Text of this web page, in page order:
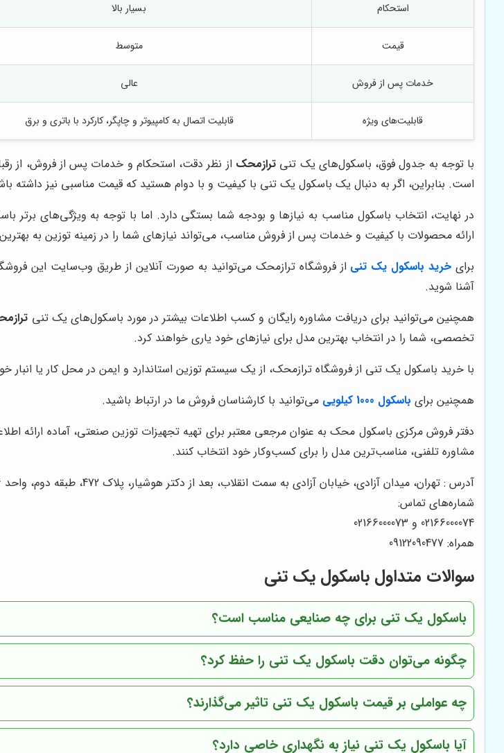
استحکام بسیار بالا
قیمت متوسط
خدمات پس از فروش عالی
قابلیت‌های ویژه قابلیت اتصال به کامپیوتر و چاپگر، کارکرد با باتری و برق
با توجه به جدول فوق، باسکول‌های یک تنیترازمحک از نظر دقت، استحکام و خدمات پس از فروش، از
است. بنابراین، اگر به دنبال یک باسکول یک تنی با کیفیت و با دوام هستید که قیمت مناسبی نیز داشته
در نهایت، انتخاب باسکول مناسب به نیازها و بودجه شما بستگی دارد. اما با توجه به ویژگی‌های برتر
ارائه محصولات با کیفیت و خدمات پس از فروش مناسب، می‌تواند نیازهای شما را در زمینه توزین به
برای خرید باسکول یک تنی از فروشگاه ترازمحک می‌توانید به صورت آنلاین از طریق وب‌سایت این
آشنا شوید.
همچنین می‌توانید برای دریافت مشاوره رایگان و کسب اطلاعات بیشتر در مورد باسکول‌های یک تنی
تخصصی، شما را در انتخاب بهترین مدل برای نیازهای خود یاری خواهند کرد.
با خرید باسکول یک تنی از فروشگاه ترازمحک، از یک سیستم توزین استاندارد و ایمن در محل کار یا
همچنین برای باسکول 1000 کیلویی
می‌توانید با کارشناسان فروش ما در ارتباط باشید.
دفتر فروش مرکزی باسکول محک به عنوان مرجعی معتبر برای تهیه تجهیزات توزین صنعتی، آماده ارائه
مشاوره تلفنی، مناسب‌ترین مدل را برای کسب‌وکار خود انتخاب کنند.
آدرس : تهران، میدان آزادی، خیابان آزادی به سمت انقلاب، بعد از دکتر هوشیار، پلاک 472، طبقه دوم، واحد 6
شماره‌های تماس:
02166000074 و 02166000073
همراه: 09122090477
سوالات متداول باسکول یک تنی
باسکول یک تنی برای چه صنایعی مناسب است؟
چگونه می‌توان دقت باسکول یک تنی را حفظ کرد؟
چه عواملی بر قیمت باسکول یک تنی تاثیر می‌گذارند؟
آیا باسکول یک تنی نیاز به نگهداری خاصی دارد؟